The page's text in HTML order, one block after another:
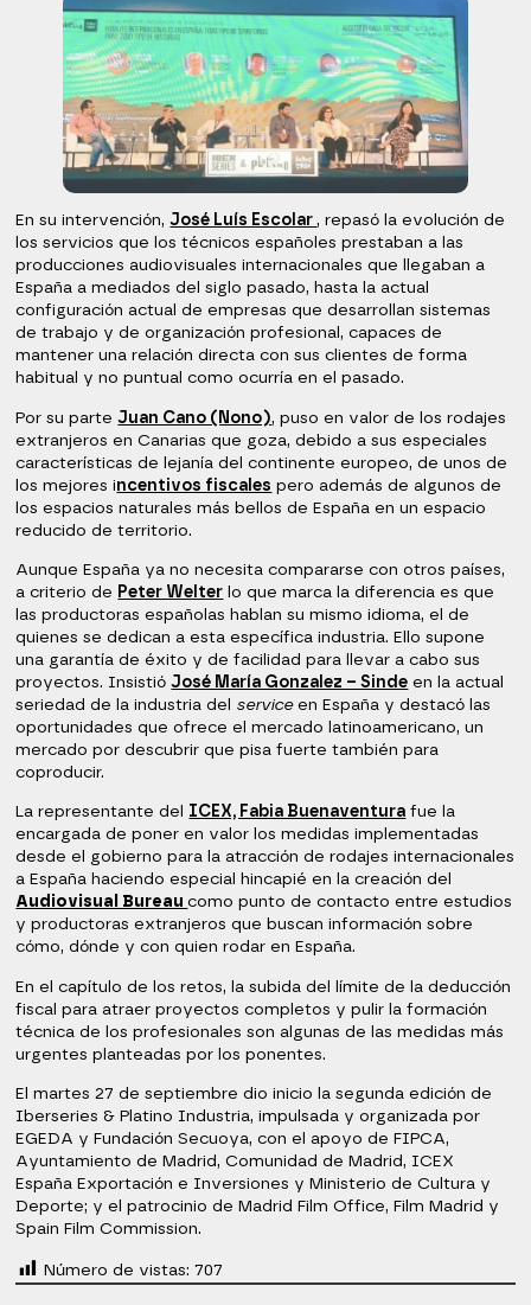
En su intervención,José Luís Escolar, repasó la evolución de
los servicios que los técnicos españoles prestaban a las
producciones audiovisuales internacionales que llegaban a
España a mediados del siglo pasado, hasta la actual
configuración actual de empresas que desarrollan sistemas
de trabajo y de organización profesional, capaces de
mantener una relación directa con sus clientes de forma
habitual y no puntual como ocurría en el pasado.
Por su parteJuan Cano (Nono), puso en valor de los rodajes
extranjeros en Canarias que goza, debido a sus especiales
características de lejanía del continente europeo, de unos de
los mejores incentivos fiscales pero además de algunos de
los espacios naturales más bellos de España en un espacio
reducido de territorio.
Aunque España ya no necesita compararse con otros países,
a criterio de Peter Welter lo que marca la diferencia es que
las productoras españolas hablan su mismo idioma, el de
quienes se dedican a esta específica industria. Ello supone
una garantía de éxito y de facilidad para llevar a cabo sus
proyectos. InsistióJosé María Gonzalez – Sinde en la actual
seriedad de la industria del serviceen España y destacó las
oportunidades que ofrece el mercado latinoamericano, un
mercado por descubrir que pisa fuerte también para
coproducir.
La representante del ICEX, Fabia Buenaventura fue la
encargada de poner en valor los medidas implementadas
desde el gobierno para la atracción de rodajes internacionales
a España haciendo especial hincapié en la creación del
Audiovisual Bureaucomo punto de contacto entre estudios
y productoras extranjeros que buscan información sobre
cómo, dónde y con quien rodar en España.
En el capítulo de los retos, la subida del límite de la deducción
fiscal para atraer proyectos completos y pulir la formación
técnica de los profesionales son algunas de las medidas más
urgentes planteadas por los ponentes.
El martes 27 de septiembre dio inicio la segunda edición de
Iberseries & Platino Industria, impulsada y organizada por
EGEDA y Fundación Secuoya, con el apoyo de FIPCA,
Ayuntamiento de Madrid, Comunidad de Madrid, ICEX
España Exportación e Inversiones y Ministerio de Cultura y
Deporte; y el patrocinio de Madrid Film Office, Film Madrid y
Spain Film Commission.
Número de vistas: 707